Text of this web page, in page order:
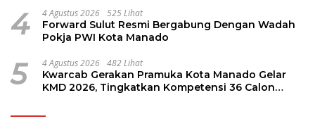
4 4 Agustus 2026 525 Lihat
Forward Sulut Resmi Bergabung Dengan Wadah
Pokja PWI Kota Manado
5 4 Agustus 2026 482 Lihat
Kwarcab Gerakan Pramuka Kota Manado Gelar
KMD 2026, Tingkatkan Kompetensi 36 Calon